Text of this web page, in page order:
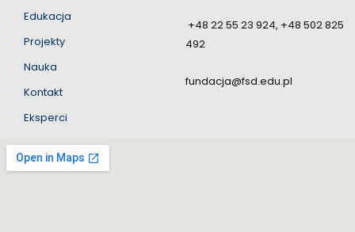
Edukacja
Projekty
Nauka
Kontakt
Eksperci
+48 22 55 23 924, +48 502 825
492
fundacja@fsd.edu.pl